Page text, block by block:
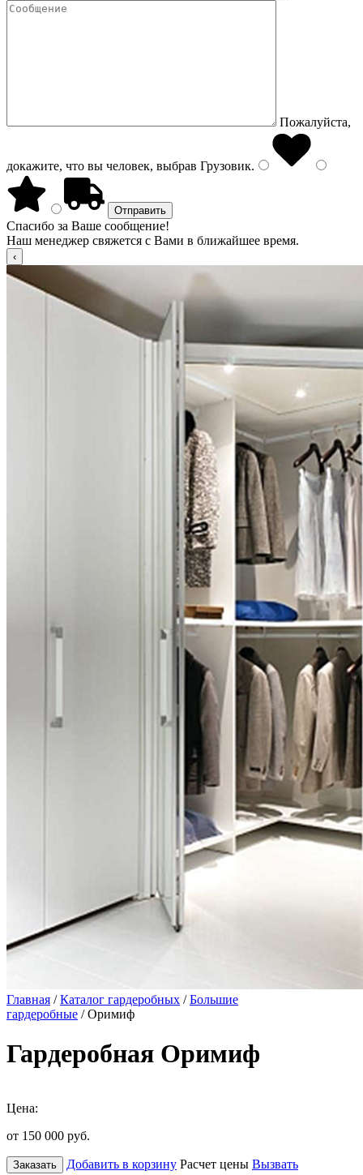
Пожалуйста,
докажите, что вы человек, выбрав Грузовик.
Спасибо за Ваше сообщение!
Наш менеджер свяжется с Вами в ближайшее время.
Главная /Каталог гардеробных /Большие
гардеробные / Оримиф
Гардеробная Оримиф
Цена:
от 150 000 руб.
Заказать Добавить в корзину Расчет цены Вызвать